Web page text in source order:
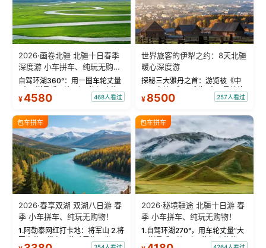
2026·画卷北疆 北疆十日春季
深度游 小车拼车、纯玩无购
物！
自驾环湖360°：用一圈车轮丈量
“大西洋最后一滴眼泪”的极致蔚
蓝。 赛湖旅拍：甄选多款风格服
绝美瞬间。 赛湖坦克300跟车视
频：专业摄影师...
¥4580 468人看过
世界旅客的伊犁之约：8天北疆
暖心深度游
探秘三大雅丹之首：游览被《中
国国家地理》评选为“中国最美的
三大雅丹”第一名的克拉玛依魔鬼
瓦人最大村落——禾木村，欣赏
晨雾与小木...
¥ 8500 257人看过
包车拼车
2026·春享双湖 双湖八日游 春
季 小车拼车、纯玩无购物！
1.阿勒泰网红打卡地：将军山 2.将
军山落日缆车，体验雪都风光 3.
包车拼车
2026·秘境疆途 北疆十日游 春
季 小车拼车、纯玩无购物！
1.自驾环湖270°，用车轮丈量“大
西洋最后一滴眼泪”的极致蔚蓝，